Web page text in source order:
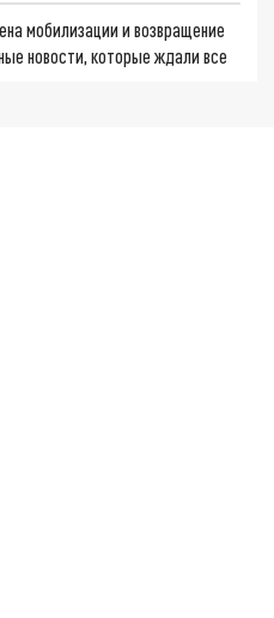
мобилизации и возвращение
новости, которые ждали все